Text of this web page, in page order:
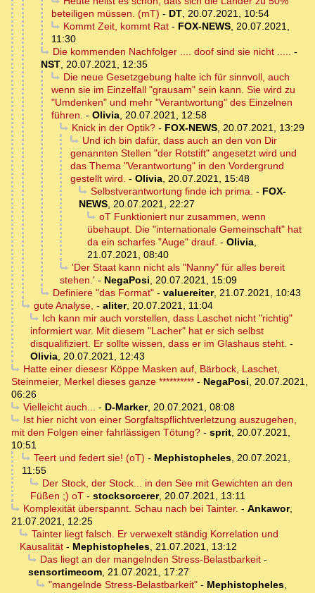
beteiligen müssen. (mT) - DT, 20.07.2021, 10:54
Kommt Zeit, kommt Rat- FOX-NEWS, 20.07.2021,
11:30
Die kommenden Nachfolger .... doof sind sie nicht ..... -
NST, 20.07.2021, 12:35
Die neue Gesetzgebung halte ich für sinnvoll, auch
wenn sie im Einzelfall "grausam" sein kann. Sie wird zu
"Umdenken" und mehr "Verantwortung" des Einzelnen
führen. - Olivia, 20.07.2021, 12:58
Knick in der Optik?- FOX-NEWS, 20.07.2021, 13:29
Und ich bin dafür, dass auch an den von Dir
genannten Stellen "der Rotstift" angesetzt wird und
das Thema "Verantwortung" in den Vordergrund
gestellt wird. - Olivia, 20.07.2021, 15:48
Selbstverantwortung finde ich prima. - FOX-
NEWS, 20.07.2021, 22:27
oT Funktioniert nur zusammen, wenn
übehaupt. Die "internationale Gemeinschaft" hat
da ein scharfes "Auge" drauf. - Olivia,
21.07.2021, 08:40
'Der Staat kann nicht als "Nanny" für alles bereit
stehen.' - NegaPosi, 20.07.2021, 15:09
Definiere "das Format"- valuereiter, 21.07.2021, 10:43
gute Analyse, - aliter, 20.07.2021, 11:04
Ich kann mir auch vorstellen, dass Laschet nicht "richtig"
informiert war. Mit diesem "Lacher" hat er sich selbst
disqualifiziert. Er sollte wissen, dass er im Glashaus steht. -
Olivia, 20.07.2021, 12:43
Hatte einer diesesr Köppe Masken auf, Bärbock, Laschet,
Steinmeier, Merkel dieses ganze ********** - NegaPosi, 20.07.2021,
06:26
Vielleicht auch... - D-Marker, 20.07.2021, 08:08
Ist hier nicht von einer Sorgfaltspflichtverletzung auszugehen,
mit den Folgen einer fahrlässigen Tötung? - sprit, 20.07.2021,
10:51
Teert und federt sie! (oT) - Mephistopheles, 20.07.2021,
11:55
Der Stock, der Stock... in den See mit Gewichten an den
Füßen ;) oT - stocksorcerer, 20.07.2021, 13:11
Komplexität überspannt. Schau nach bei Tainter. - Ankawor,
21.07.2021, 12:25
Tainter liegt falsch. Er verwexelt ständig Korrelation und
Kausalität - Mephistopheles, 21.07.2021, 13:12
Das liegt an der mangelnden Stress-Belastbarkeit-
sensortimecom, 21.07.2021, 17:27
"mangelnde Stress-Belastbarkeit"- Mephistopheles,